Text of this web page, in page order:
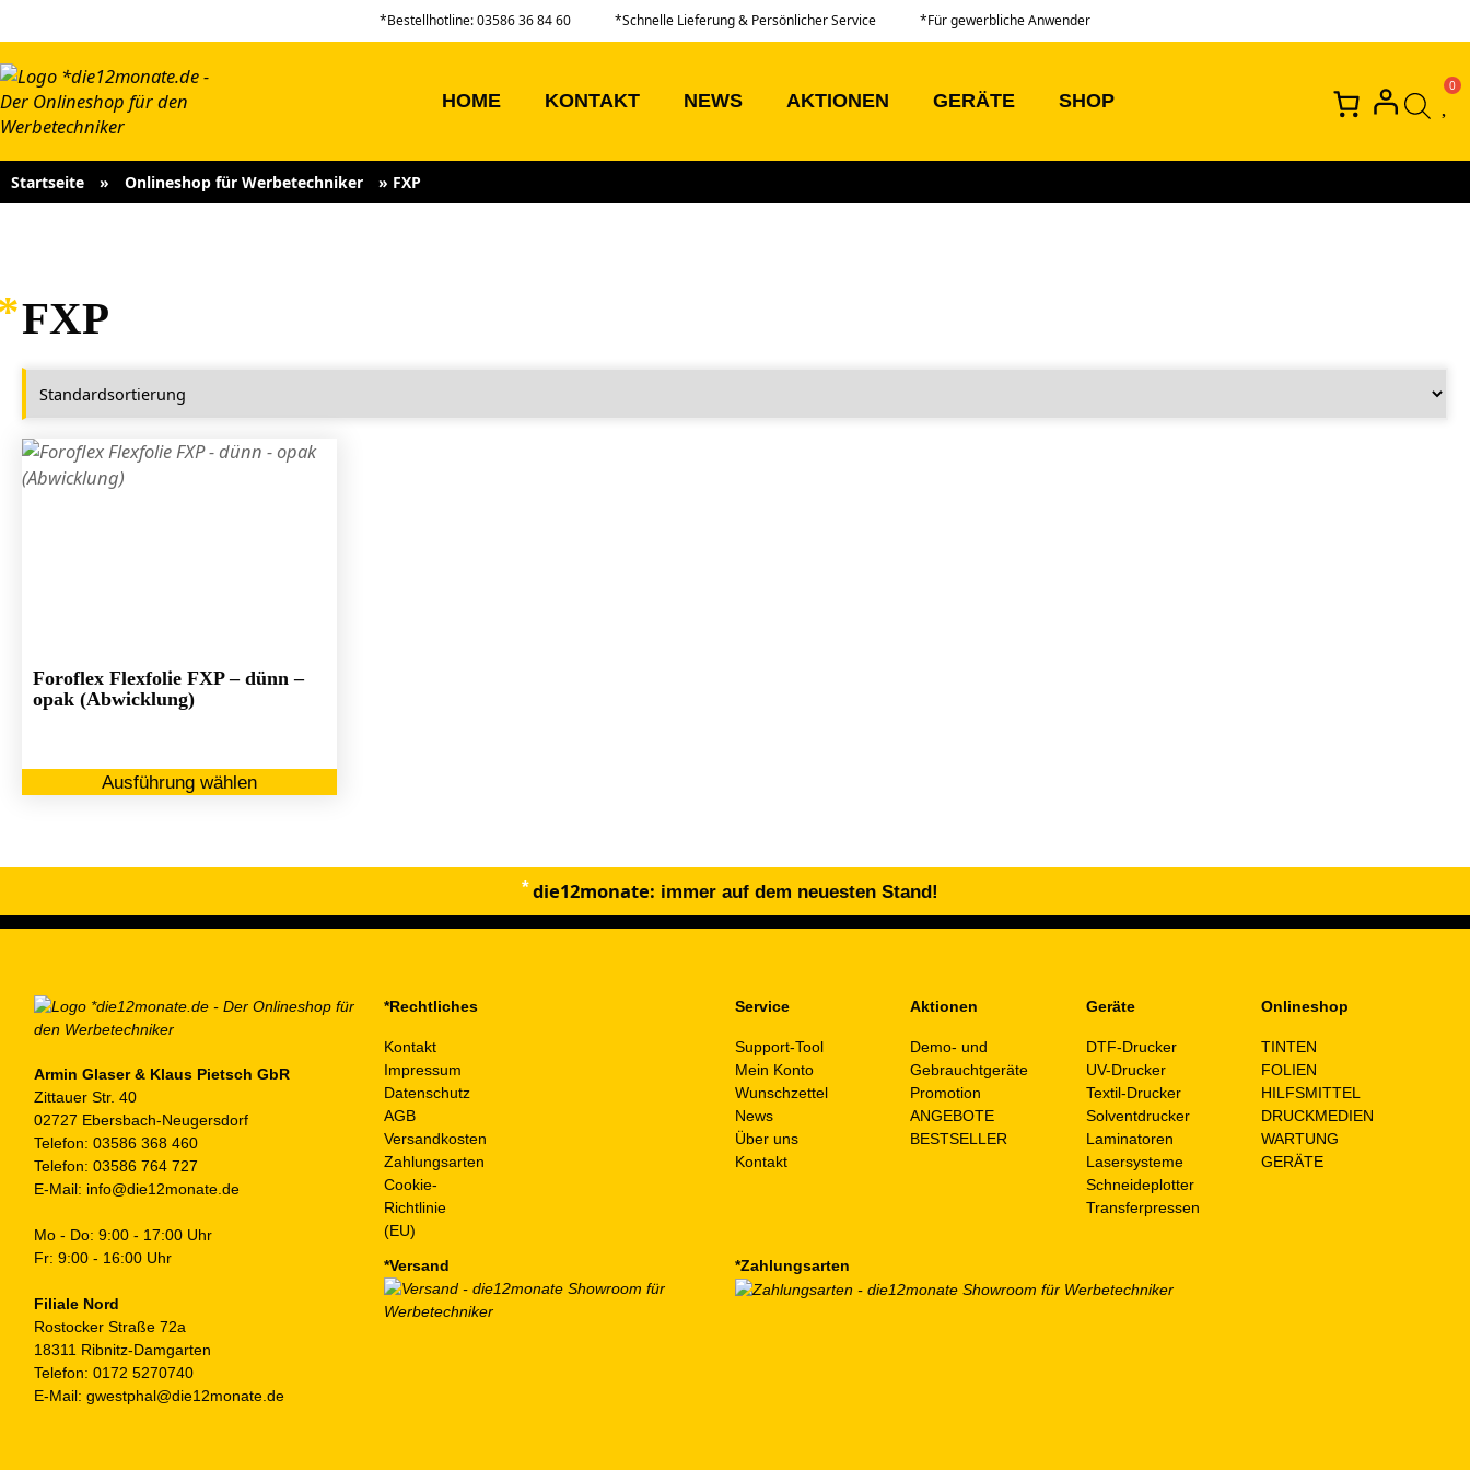
*Bestellhotline: 03586 36 84 60 *Schnelle Lieferung & Persönlicher Service *Für gewerbliche Anwender
HOME KONTAKT NEWS AKTIONEN GERÄTE SHOP
Startseite » Onlineshop für Werbetechniker » FXP
FXP
Foroflex Flexfolie FXP – dünn –
opak (Abwicklung)
Ausführung wählen
Dieses
Produkt
Varianten
Die
auf
Produktseite
gewählt
werden
die12monate: immer auf dem neuesten Stand!
Armin Glaser & Klaus Pietsch GbR
Zittauer Str. 40
02727 Ebersbach-Neugersdorf
Telefon: 03586 368 460
Telefon: 03586 764 727
E-Mail: info@die12monate.de
Mo - Do: 9:00 - 17:00 Uhr
Fr: 9:00 - 16:00 Uhr
Filiale Nord
Rostocker Straße 72a
18311 Ribnitz-Damgarten
Telefon: 0172 5270740
E-Mail: gwestphal@die12monate.de
*Rechtliches
Kontakt
Impressum
Datenschutz
AGB
Versandkosten
Zahlungsarten
Cookie-
Richtlinie
(EU)
*Versand
Service
Support-Tool
Mein Konto
Wunschzettel
News
Über uns
Kontakt
Aktionen
Demo- und
Gebrauchtgeräte
Promotion
ANGEBOTE
BESTSELLER
Geräte
DTF-Drucker
UV-Drucker
Textil-Drucker
Solventdrucker
Laminatoren
Lasersysteme
Schneideplotter
Transferpressen
Onlineshop
TINTEN
FOLIEN
HILFSMITTEL
DRUCKMEDIEN
WARTUNG
GERÄTE
*Zahlungsarten